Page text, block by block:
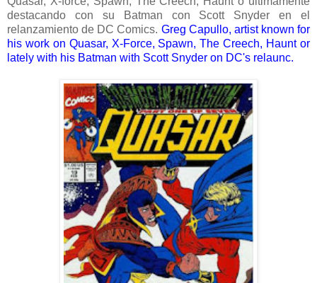
destacando con su Batman con Scott Snyder en el
relanzamiento de DC Comics. Greg Capullo, artist known for
his work on Quasar, X-Force, Spawn, The Creech, Haunt or
lately with his Batman with Scott Snyder on DC's relaunc.